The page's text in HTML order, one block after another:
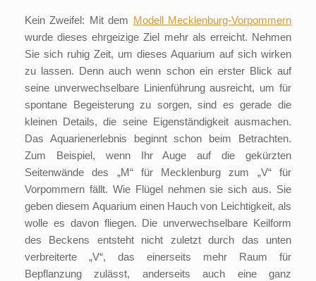
Kein Zweifel: Mit dem Modell Mecklenburg-Vorpommern
wurde dieses ehrgeizige Ziel mehr als erreicht. Nehmen
Sie sich ruhig Zeit, um dieses Aquarium auf sich wirken
zu lassen. Denn auch wenn schon ein erster Blick auf
seine unverwechselbare Linienführung ausreicht, um für
spontane Begeisterung zu sorgen, sind es gerade die
kleinen Details, die seine Eigenständigkeit ausmachen.
Das Aquarienerlebnis beginnt schon beim Betrachten.
Zum Beispiel, wenn Ihr Auge auf die gekürzten
Seitenwände des „M“ für Mecklenburg zum „V“ für
Vorpommern fällt. Wie Flügel nehmen sie sich aus. Sie
geben diesem Aquarium einen Hauch von Leichtigkeit, als
wolle es davon fliegen. Die unverwechselbare Keilform
des Beckens entsteht nicht zuletzt durch das unten
verbreiterte „V“, das einerseits mehr Raum für
Bepflanzung zulässt, anderseits auch eine ganz